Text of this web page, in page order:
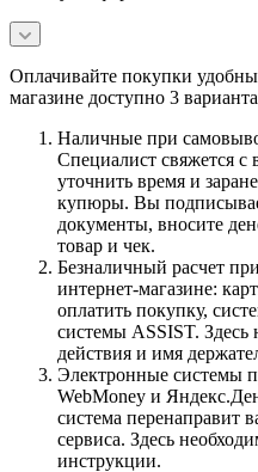
Оплачивайте покупки
магазине доступно 3
Наличные при
Специалист свяжется с
уточнить время и
купюры. Вы
документы, вносите
товар и чек.
Безналичный расчет
интернет-магазине:
оплатить покупку,
системы ASSIST.
действия и имя
Электронные системы
WebMoney и
система перенаправит
сервиса. Здесь
инструкции.